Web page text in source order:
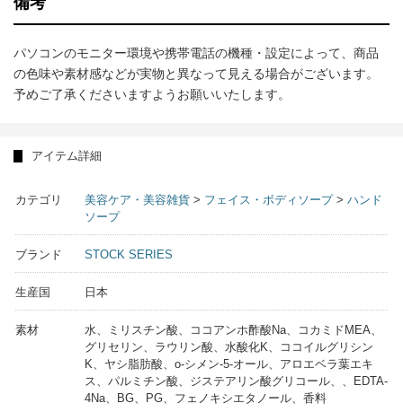
パソコンのモニター環境や携帯電話の機種・設定によって、商品
の色味や素材感などが実物と異なって見える場合がございます。
予めご了承くださいますようお願いいたします。
アイテム詳細
カテゴリ 美容ケア・美容雑貨 > フェイス・ボディソープ> ハンド
ソープ
ブランド STOCK SERIES
生産国 日本
素材
水、ミリスチン酸、ココアンホ酢酸Na、コカミドMEA、
グリセリン、ラウリン酸、水酸化K、ココイルグリシン
K、ヤシ脂肪酸、o-シメン-5-オール、アロエベラ葉エキ
ス、パルミチン酸、ジステアリン酸グリコール、、EDTA-
4Na、BG、PG、フェノキシエタノール、香料